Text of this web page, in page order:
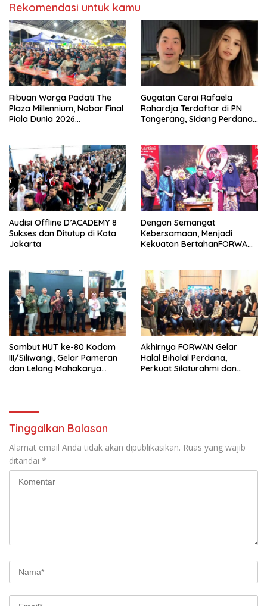
Rekomendasi untuk kamu
Ribuan Warga Padati The
Plaza Millennium, Nobar Final
Piala Dunia 2026
Gugatan Cerai Rafaela
Rahardja Terdaftar di PN
Tangerang, Sidang Perdana
Audisi Offline D’ACADEMY 8
Sukses dan Ditutup di Kota
Jakarta
Dengan Semangat
Kebersamaan, Menjadi
Kekuatan BertahanFORWAN
Sambut HUT ke-80 Kodam
III/Siliwangi, Gelar Pameran
dan Lelang Mahakarya
Akhirnya FORWAN Gelar
Halal Bihalal Perdana,
Perkuat Silaturahmi dan
Tinggalkan Balasan
Alamat email Anda tidak akan dipublikasikan. Ruas yang wajib
ditandai *